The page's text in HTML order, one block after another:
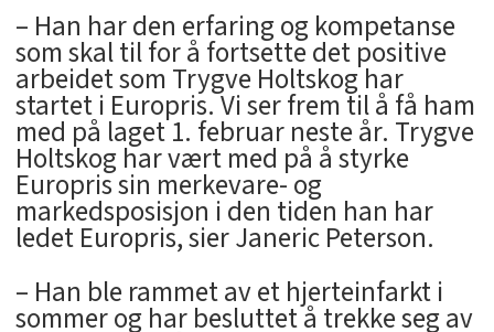
– Han har den erfaring og kompetanse
som skal til for å fortsette det positive
arbeidet som Trygve Holtskog har
startet i Europris. Vi ser frem til å få ham
med på laget 1. februar neste år. Trygve
Holtskog har vært med på å styrke
Europris sin merkevare- og
markedsposisjon i den tiden han har
ledet Europris, sier Janeric Peterson.
– Han ble rammet av et hjerteinfarkt i
sommer og har besluttet å trekke seg av